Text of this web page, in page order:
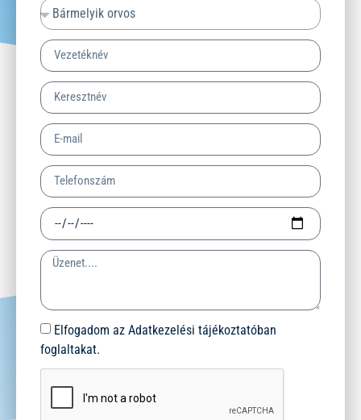
Elfogadom az Adatkezelési tájékoztatóban
foglaltakat.